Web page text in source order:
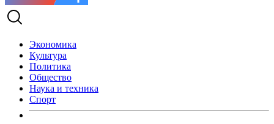
Экономика
Культура
Политика
Общество
Наука и техника
Спорт